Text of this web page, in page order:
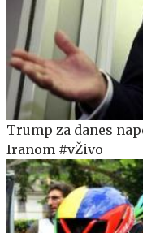
Trump za danes
Iranom #vŽivo